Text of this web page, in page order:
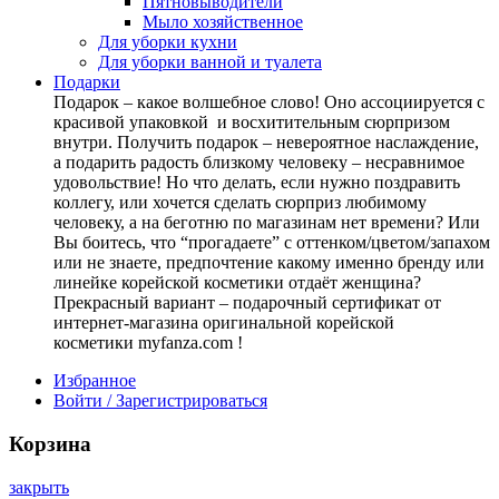
Мыло хозяйственное
Для уборки кухни
Для уборки ванной и туалета
Подарки
Подарок – какое волшебное слово! Оно ассоциируется с
красивой упаковкой и восхитительным сюрпризом
внутри. Получить подарок – невероятное наслаждение,
а подарить радость близкому человеку – несравнимое
удовольствие! Но что делать, если нужно поздравить
коллегу, или хочется сделать сюрприз любимому
человеку, а на беготню по магазинам нет времени? Или
Вы боитесь, что “прогадаете” с оттенком/цветом/запахом
или не знаете, предпочтение какому именно бренду или
линейке корейской косметики отдаёт женщина?
Прекрасный вариант – подарочный сертификат от
интернет-магазина оригинальной корейской
косметики myfanza.com !
Избранное
Войти / Зарегистрироваться
Корзина
закрыть